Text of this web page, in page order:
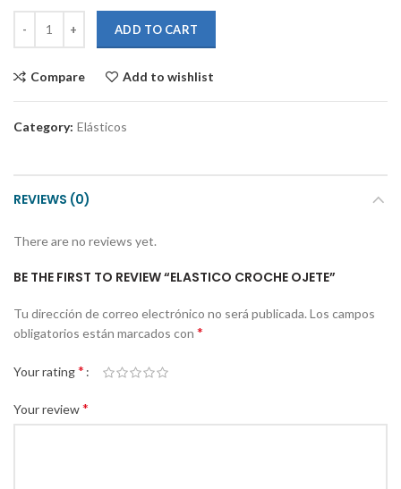
ADD TO CART
Compare Add to wishlist
Category: Elásticos
REVIEWS (0)
There are no reviews yet.
BE THE FIRST TO REVIEW “ELASTICO CROCHE OJETE”
Tu dirección de correo electrónico no será publicada. Los campos
obligatorios están marcados con *
Your rating*
Your review*